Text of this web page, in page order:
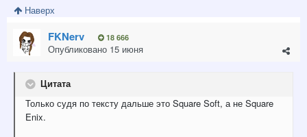
Наверх
FKNerv 18 666
Опубликовано 15 июня
Цитата
Только судя по тексту дальше это Square Soft, а не Square
Enix.